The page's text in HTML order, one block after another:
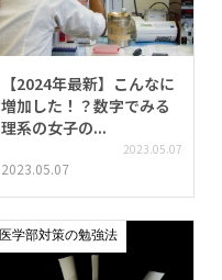
【2024年最新】こんなに
増加した！？数字でみる
理系の女子の...
2023.05.07
2023.05.07
医学部対策の勉強法